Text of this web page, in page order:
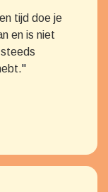
tijd doe je
en is niet
"